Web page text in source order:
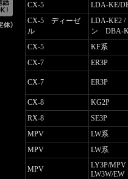
CX-5
LDA-KE/
CX-5 ディーゼ
ル
LDA-KE2 /
ン DBA-
CX-5 KF系
CX-7
ER3P
CX-7 ER3P
CX-8 KG2P
RX-8
SE3P
MPV
LW系
MPV
LW系
MPV
LY3P/MPV
LW3W/EW